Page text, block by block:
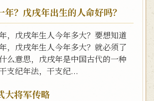
年？戊戌年出生的人命好吗？
，戊戌年生人今年多大？要想知道
，戊戌年生人今年多大？就必须了
么意思，戊戌年是中国古代的一种
支纪年法，干支纪...
大将军传略